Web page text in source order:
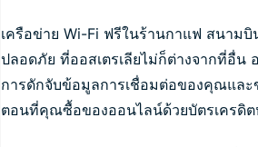
เครือข่าย Wi-Fi ฟรีในร้านกาแฟ สนาม
ปลอดภัย ที่ออสเตรเลียไม่ก็ต่างจากที่อื่น
การดักจับข้อมูลการเชื่อมต่อของคุณแล
ตอนที่คุณซื้อของออนไลน์ด้วยบัตรเครดิ